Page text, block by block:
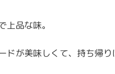
上品な味。
ドが美味しくて、持ち帰